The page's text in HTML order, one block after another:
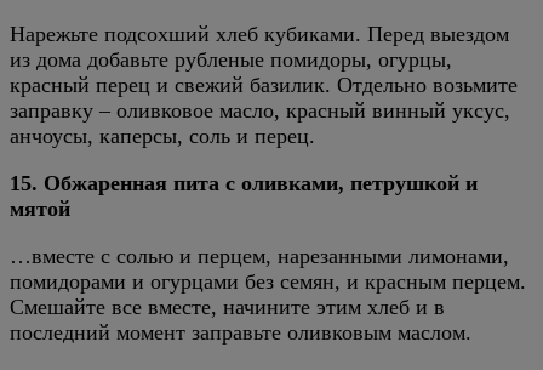
Нарежьте подсохший хлеб кубиками. Перед выездом
из дома добавьте рубленые помидоры, огурцы,
красный перец и свежий базилик. Отдельно возьмите
заправку – оливковое масло, красный винный уксус,
анчоусы, каперсы, соль и перец.
15. Обжаренная пита с оливками, петрушкой и
мятой
…вместе с солью и перцем, нарезанными лимонами,
помидорами и огурцами без семян, и красным перцем.
Смешайте все вместе, начините этим хлеб и в
последний момент заправьте оливковым маслом.